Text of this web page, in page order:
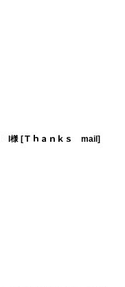
I様 [Ｔｈａｎｋｓ mail]